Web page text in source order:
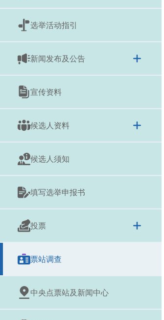
选举活动指引
新闻发布及公告
宣传资料
候选人资料
候选人须知
填写选举申报书
投票
票站调查
中央点票站及新闻中心